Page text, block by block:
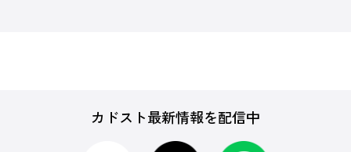
カドスト最新情報を配信中